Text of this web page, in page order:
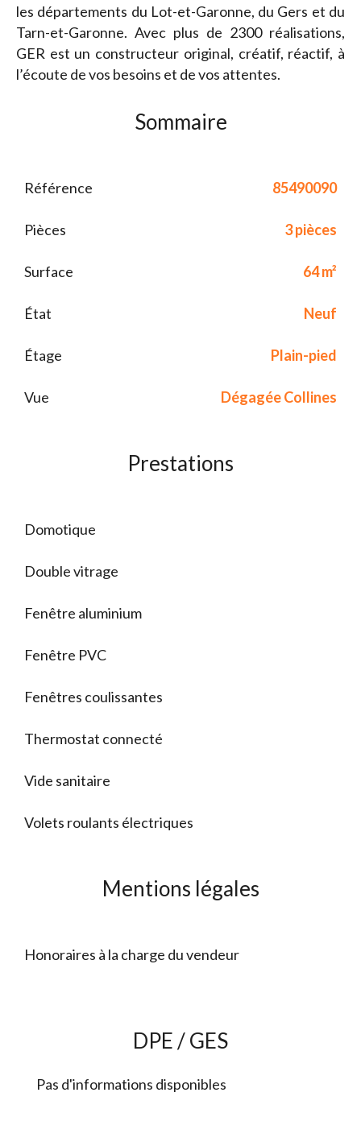
les départements du Lot-et-Garonne, du Gers et du
Tarn-et-Garonne. Avec plus de 2300 réalisations,
GER est un constructeur original, créatif, réactif, à
l’écoute de vos besoins et de vos attentes.
Sommaire
Référence 85490090
Pièces 3 pièces
Surface 64 m²
État Neuf
Étage Plain-pied
Vue Dégagée Collines
Prestations
Domotique
Double vitrage
Fenêtre aluminium
Fenêtre PVC
Fenêtres coulissantes
Thermostat connecté
Vide sanitaire
Volets roulants électriques
Mentions légales
Honoraires à la charge du vendeur
DPE / GES
Pas d'informations disponibles